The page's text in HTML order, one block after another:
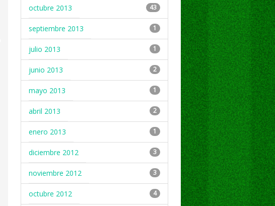
octubre 2013 43
septiembre 2013 1
julio 2013 1
junio 2013 2
mayo 2013 1
abril 2013 2
enero 2013 1
diciembre 2012 3
noviembre 2012 3
octubre 2012 4